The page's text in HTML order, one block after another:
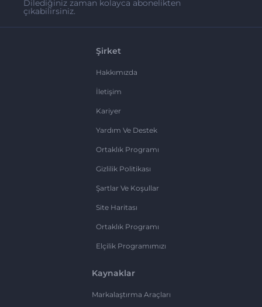
Dilediğiniz zaman kolayca abonelikten
çıkabilirsiniz.
Şirket
Hakkımızda
İletişim
Kariyer
Yardım Ve Destek
Ortaklık Programı
Gizlilik Politikası
Şartlar Ve Koşullar
Site Haritası
Ortaklık Programı
Elçilik Programımızı
Kaynaklar
Markalaştırma Araçları